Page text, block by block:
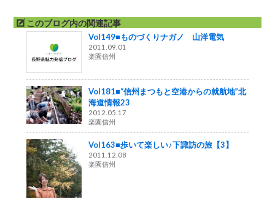
このブログ内の関連記事
Vol149■ものづくりナガノ 山洋電気
2011.09.01
楽園信州
Vol181■“信州まつもと空港からの就航地”北
海道情報23
2012.05.17
楽園信州
Vol163■歩いて楽しい♪下諏訪の旅【3】
2011.12.08
楽園信州